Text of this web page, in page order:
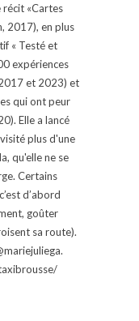
récit «Cartes
2017), en plus
« Testé et
expériences
et 2023) et
qui ont peur
Elle a lancé
plus d'une
qu'elle ne se
Certains
d’abord
goûter
sa route).